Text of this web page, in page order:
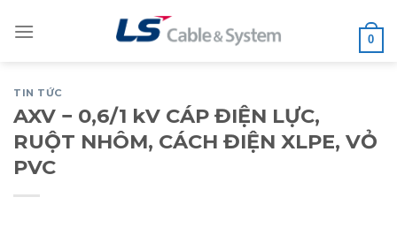
0
TIN TỨC
AXV − 0,6/1 kV CÁP ĐIỆN LỰC,
RUỘT NHÔM, CÁCH ĐIỆN XLPE, VỎ
PVC